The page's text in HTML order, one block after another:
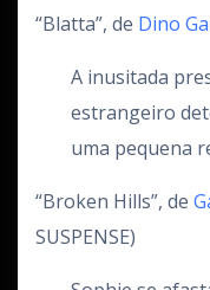
“Blatta”, de Dino
A inusitada
estrangeiro
uma pequena
“Broken Hills”, de
SUSPENSE)